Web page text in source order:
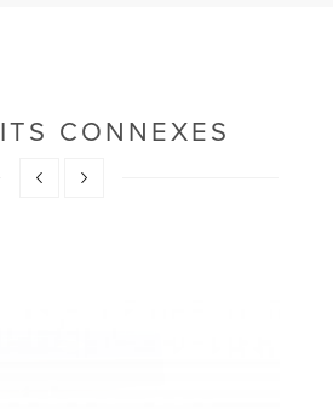
CONNEXES